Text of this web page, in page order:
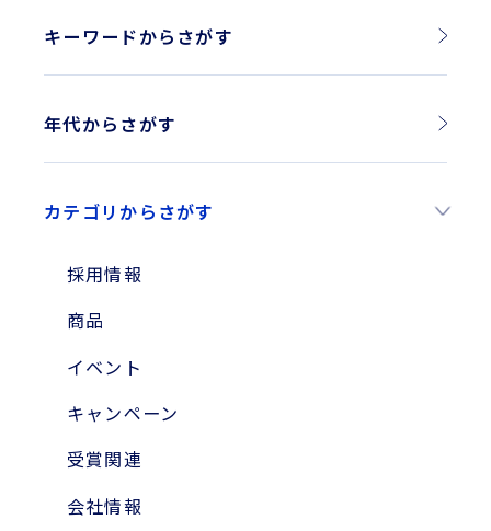
キーワードからさがす
年代からさがす
2025年
2024年
2023年
2010年
2004年
カテゴリからさがす
採用情報
商品
イベント
キャンペーン
受賞関連
会社情報